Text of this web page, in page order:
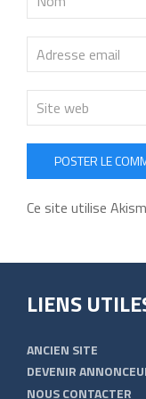
POSTER LE
Ce site utilise
LIENS
ANCIEN SITE
DEVENIR
NOUS CONTACTER